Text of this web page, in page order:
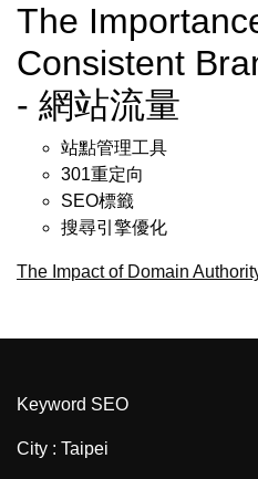
The
Consistent
- 網站流量
站點管理工具
301重定向
SEO標籤
搜尋引擎優化
The Impact of Domain
Keyword SEO
City : Taipei